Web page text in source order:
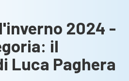
2024 -
il
Luca Paghera